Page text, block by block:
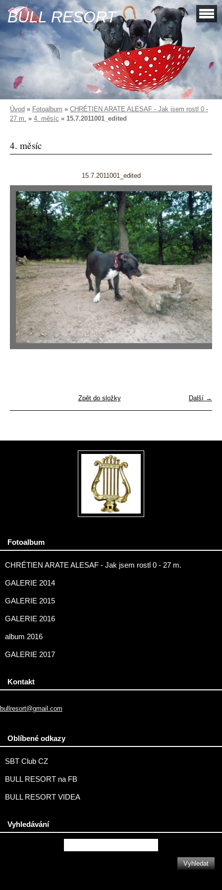
BULL RESORT
Úvod » Fotoalbum » CHRÉTIEN ARATE ALESAF - Jak jsem rostl 0 -
27 m. » 4. měsíc » 15.7.2011001_edited
4. měsíc
15.7.2011001_edited
Další →
Zpět do složky
Fotoalbum
CHRÉTIEN ARATE ALESAF - Jak jsem rostl 0 - 27 m.
GALERIE 2014
GALERIE 2015
GALERIE 2016
album 2016
GALERIE 2017
Kontakt
bullresort@gmail.com
Oblíbené odkazy
SBT Club CZ
BULL RESORT na FB
BULL RESORT VIDEA
Vyhledávání